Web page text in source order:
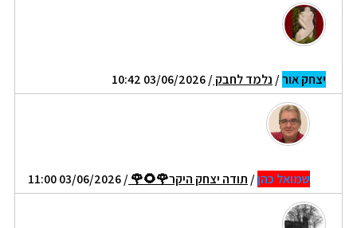
יצחק אור/ נלמד לחבק/ 03/06/2026 10:42
שמואל כהן/ תודה יצחק היקר🌹🌻🌹/ 03/06/2026 11:00